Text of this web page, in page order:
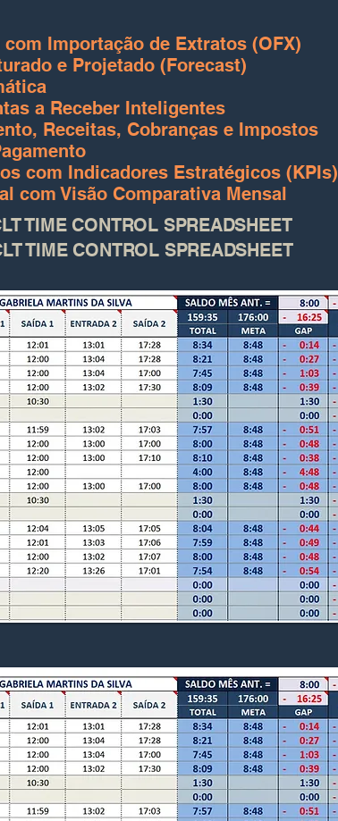
Importação de Extratos (OFX)
e Projetado (Forecast)
a Receber Inteligentes
Receitas, Cobranças e Impostos
com Indicadores Estratégicos (KPIs)
com Visão Comparativa Mensal
TIME CONTROL SPREADSHEET
TIME CONTROL SPREADSHEET